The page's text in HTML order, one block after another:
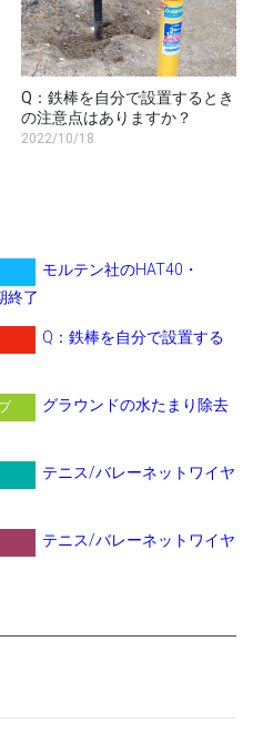
Q：鉄棒を自分で設置するとき
の注意点はありますか？
2022/10/18
モルテン社のHAT40・
終了
Q：鉄棒を自分で設置する
グラウンドの水たまり除去
テニス/バレーネットワイヤ
テニス/バレーネットワイヤ